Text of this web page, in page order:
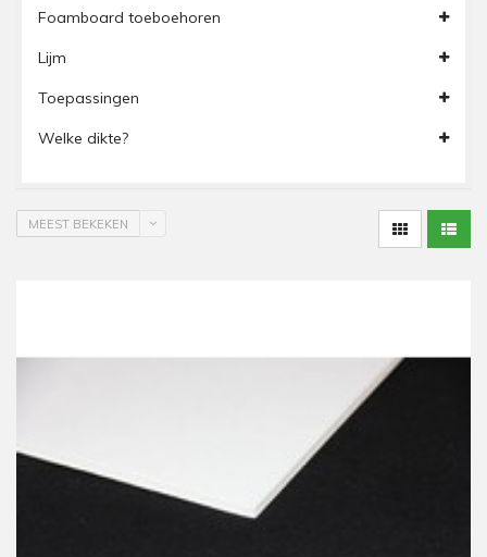
Foamboard toeboehoren
Lijm
Toepassingen
Welke dikte?
MEEST BEKEKEN